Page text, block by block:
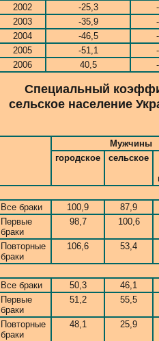
2002
-25,3
2003
-35,9
2004
-46,5
2005
-51,1
2006
40,5
Специальный
сельское население
Мужчины
городское
сельское
Все браки 100,9
87,9
Первые
браки
98,7 100,6
Повторные
браки
106,6 53,4
Все браки 50,3
46,1
Первые
браки
51,2 55,5
Повторные
браки
48,1 25,9